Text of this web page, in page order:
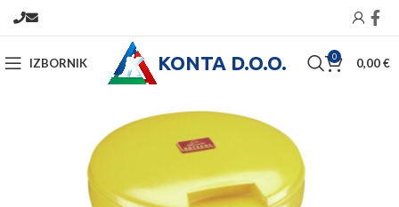
IZBORNIK KONTA D.O.O. 0 0,00€